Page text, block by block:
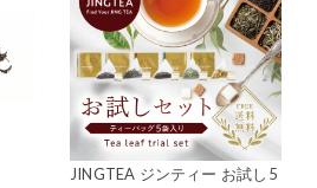
JINGTEA ジンティー お試し5